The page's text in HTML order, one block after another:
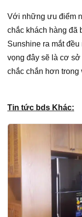
Với những ưu điểm
chắc khách hàng đã
Sunshine ra mắt
vọng đây sẽ là cơ
chắc chắn hơn
Tin tức bds Khác: